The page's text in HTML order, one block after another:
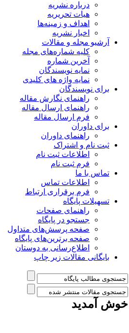
درباره نشریه
هیات تحریریه
اهداف و زمینه‌ها
اخبار نشریه
آرشیو مجله و مقالات
کلیه شماره‌های مجله
آخرین شماره
نمایه نویسندگان
نمایه واژه های کلیدی
برای نویسندگان
راهنمای نگارش مقاله
راهنمای ارسال مقاله
فرم ارسال مقاله
برای داوران
راهنمای داوران
ثبت نام و اشتراک
اطلاعات ثبت نام
فرم ثبت نام
تماس با ما
اطلاعات تماس
فرم برقراری ارتباط
تسهیلات پایگاه
راهنمای صفحات
جستجو در پایگاه
صفحه پرسش‌های متداول
صفحه برترین‌های پایگاه
اطلاع‌رسانی به دوستان
بایگانی مقالات زیر چاپ
آمدید